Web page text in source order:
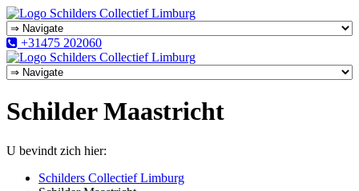
+31475 202060
Schilder Maastricht
U bevindt zich hier:
Schilders Collectief Limburg